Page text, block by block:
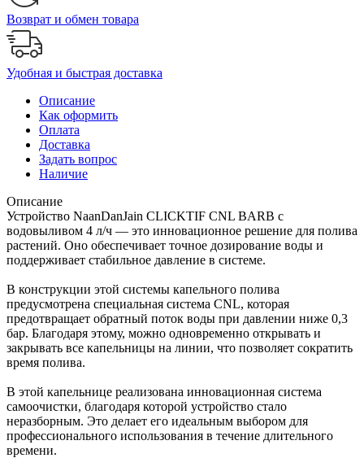
Возврат и обмен товара
Удобная и быстрая доставка
Описание
Как оформить
Оплата
Доставка
Задать вопрос
Наличие
Описание
Устройство NaanDanJain CLICKTIF CNL BARB с
водовыливом 4 л/ч — это инновационное решение для полива
растений. Оно обеспечивает точное дозирование воды и
поддерживает стабильное давление в системе.
В конструкции этой системы капельного полива
предусмотрена специальная система CNL, которая
предотвращает обратный поток воды при давлении ниже 0,3
бар. Благодаря этому, можно одновременно открывать и
закрывать все капельницы на линии, что позволяет сократить
время полива.
В этой капельнице реализована инновационная система
самоочистки, благодаря которой устройство стало
неразборным. Это делает его идеальным выбором для
профессионального использования в течение длительного
времени.